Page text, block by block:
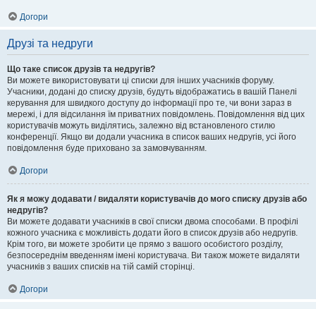
Догори
Друзі та недруги
Що таке список друзів та недругів?
Ви можете використовувати ці списки для інших учасників форуму.
Учасники, додані до списку друзів, будуть відображатись в вашій Панелі
керування для швидкого доступу до інформації про те, чи вони зараз в
мережі, і для відсилання їм приватних повідомлень. Повідомлення від цих
користувачів можуть виділятись, залежно від встановленого стилю
конференції. Якщо ви додали учасника в список ваших недругів, усі його
повідомлення буде приховано за замовчуванням.
Догори
Як я можу додавати / видаляти користувачів до мого списку друзів або
недругів?
Ви можете додавати учасників в свої списки двома способами. В профілі
кожного учасника є можливість додати його в список друзів або недругів.
Крім того, ви можете зробити це прямо з вашого особистого розділу,
безпосереднім введенням імені користувача. Ви також можете видаляти
учасників з ваших списків на тій самій сторінці.
Догори